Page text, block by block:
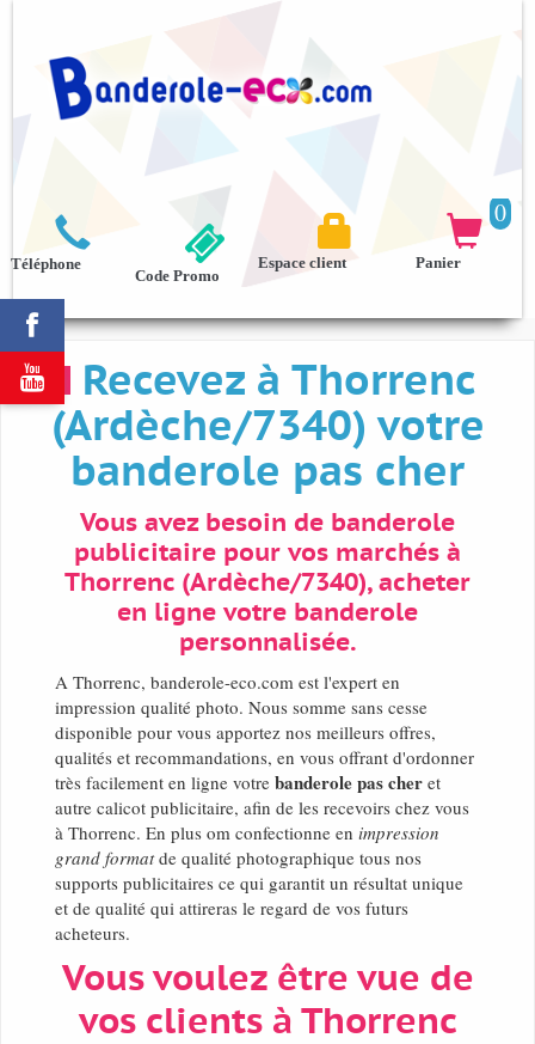



Téléphone
0

Panier

Espace client
Code Promo
Recevez à Thorrenc
(Ardèche/7340) votre
banderole pas cher
Vous avez besoin de banderole
publicitaire pour vos marchés à
Thorrenc (Ardèche/7340), acheter
en ligne votre banderole
personnalisée.
A Thorrenc, banderole-eco.com est l'expert en
impression qualité photo. Nous somme sans cesse
disponible pour vous apportez nos meilleurs offres,
qualités et recommandations, en vous offrant d'ordonner
très facilement en ligne votre banderole pas cher et
autre calicot publicitaire, afin de les recevoirs chez vous
à Thorrenc. En plus om confectionne en impression
grand formatde qualité photographique tous nos
supports publicitaires ce qui garantit un résultat unique
et de qualité qui attireras le regard de vos futurs
acheteurs.
Vous voulez être vue de
vos clients à Thorrenc